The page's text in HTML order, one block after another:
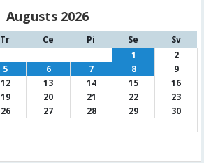
Augusts 2026
Tr Ce Pi Se
Sv
1
2
5 6 7 8
9
12 13 14 15
16
19 20 21 22
23
26 27 28 29
30